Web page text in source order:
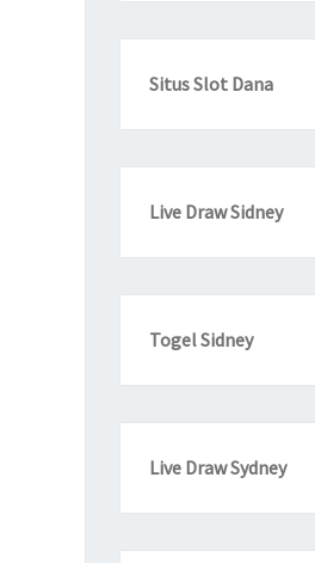
Situs Slot Dana
Live Draw Sidney
Togel Sidney
Live Draw Sydney